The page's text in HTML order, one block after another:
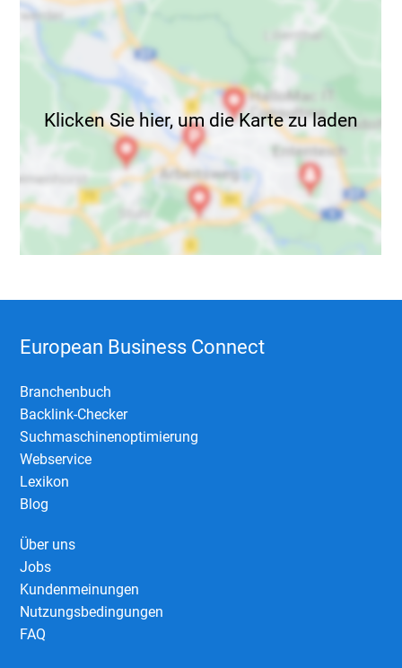
Klicken Sie hier, um die Karte zu laden
European Business Connect
Branchenbuch
Backlink-Checker
Suchmaschinenoptimierung
Webservice
Lexikon
Blog
Über uns
Jobs
Kundenmeinungen
Nutzungsbedingungen
FAQ